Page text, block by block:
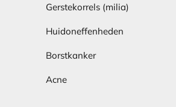
Gerstekorrels (milia)
Huidoneffenheden
Borstkanker
Acne